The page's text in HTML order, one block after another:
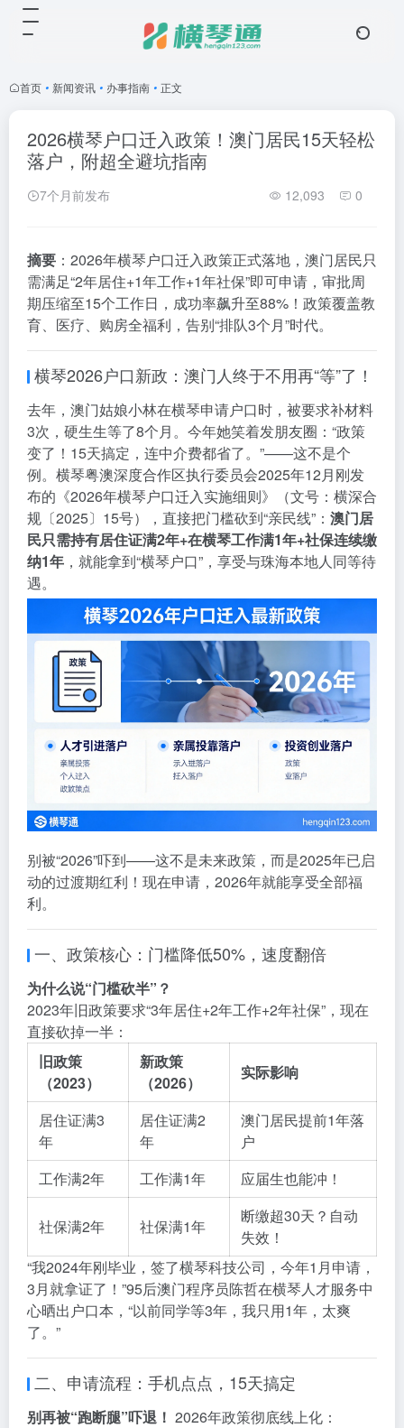
首页 • 新闻资讯 • 办事指南 • 正文
2026横琴户口迁入政策！澳门居民15天轻松
落户，附超全避坑指南
7个月前发布 12,093 0
摘要 ：2026年横琴户口迁入政策正式落地，澳门居民只
需满足“2年居住+1年工作+1年社保”即可申请，审批周
期压缩至15个工作日，成功率飙升至88%！政策覆盖教
育、医疗、购房全福利，告别“排队3个月”时代。
横琴2026户口新政：澳门人终于不用再“等”了！
去年，澳门姑娘小林在横琴申请户口时，被要求补材料
3次，硬生生等了8个月。今年她笑着发朋友圈：“政策
变了！15天搞定，连中介费都省了。”——这不是个
例。横琴粤澳深度合作区执行委员会2025年12月刚发
布的《2026年横琴户口迁入实施细则》（文号：横深合
规〔2025〕15号），直接把门槛砍到“亲民线”： 澳门居
民只需持有居住证满2年+在横琴工作满1年+社保连续缴
纳1年 ，就能拿到“横琴户口”，享受与珠海本地人同等待
遇。
别被“2026”吓到——这不是未来政策，而是2025年已启
动的过渡期红利！现在申请，2026年就能享受全部福
利。
一、政策核心：门槛降低50%，速度翻倍
为什么说“门槛砍半”？
2023年旧政策要求“3年居住+2年工作+2年社保”，现在
直接砍掉一半：
旧政策
（2023）
新政策
（2026）
实际影响
居住证满3
年
居住证满2
年
澳门居民提前1年落
户
工作满2年
工作满1年 应届生也能冲！
社保满2年 社保满1年
断缴超30天？自动
失效！
“我2024年刚毕业，签了横琴科技公司，今年1月申请，
3月就拿证了！”95后澳门程序员陈哲在横琴人才服务中
心晒出户口本，“以前同学等3年，我只用1年，太爽
了。”
二、申请流程：手机点点，15天搞定
别再被“跑断腿”吓退！ 2026年政策彻底线上化：